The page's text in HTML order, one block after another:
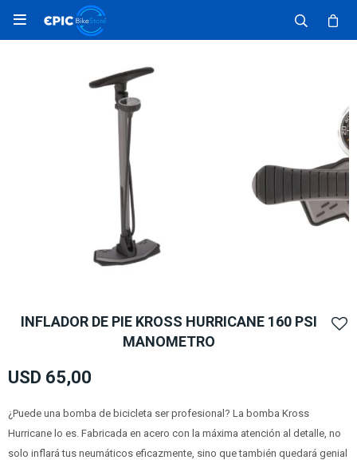

INFLADOR DE PIE KROSS HURRICANE 160 PSI
MANOMETRO
USD 65,00
¿Puede una bomba de bicicleta ser profesional? La bomba Kross
Hurricane lo es. Fabricada en acero con la máxima atención al detalle, no
solo inflará tus neumáticos eficazmente, sino que también quedará genial